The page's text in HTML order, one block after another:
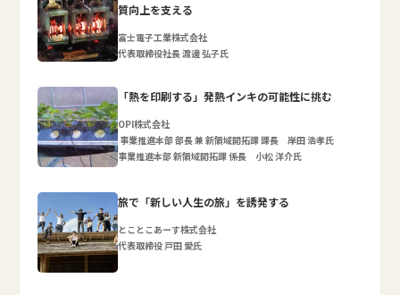
質向上を支える
富士電子工業株式会社
代表取締役社長 渡邊 弘子氏
「熱を印刷する」発熱インキの可能性に挑む
OPI株式会社
事業推進本部 部長 兼 新領域開拓課 課長 岸田 浩孝氏
事業推進本部 新領域開拓課 係長 小松 洋介氏
旅で「新しい人生の旅」を誘発する
とことこあーす株式会社
代表取締役 戸田 愛氏